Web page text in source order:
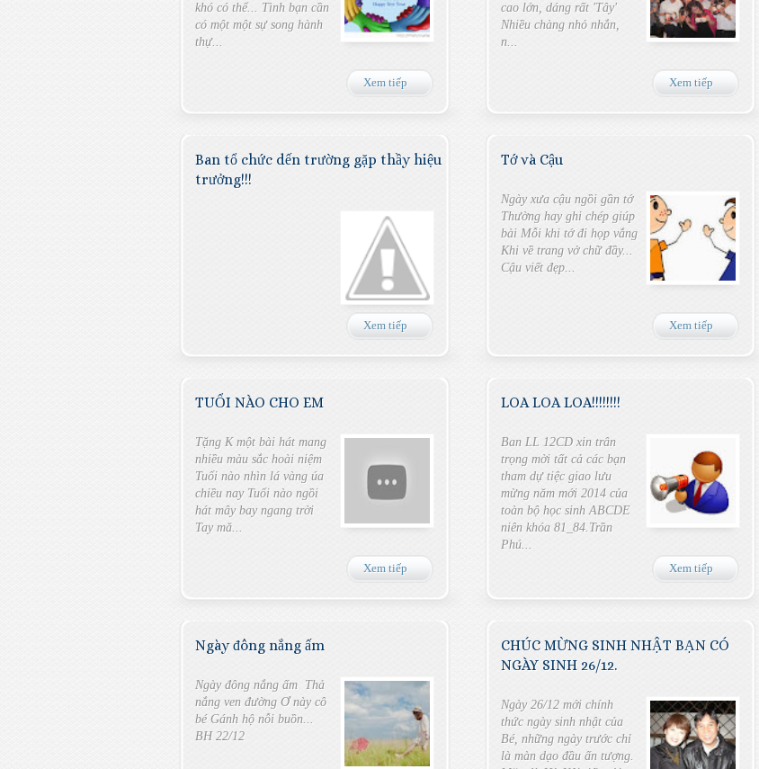
khó có thể... Tình bạn cần
có một một sự song hành
thự...
Xem tiếp
cao lớn, dáng rất 'Tây'
Nhiều chàng nhỏ nhắn,
n...
Xem tiếp
Ban tổ chức dến trường gặp thầy hiệu
trưởng!!!
Xem tiếp
Tớ và Cậu
Ngày xưa cậu ngồi gần tớ
Thường hay ghi chép giúp
bài Mỗi khi tớ đi họp vắng
Khi về trang vở chữ đầy...
Cậu viết đẹp...
Xem tiếp
TUỔI NÀO CHO EM
Tặng K một bài hát mang
nhiều màu sắc hoài niệm
Tuổi nào nhìn lá vàng úa
chiều nay Tuổi nào ngồi
hát mây bay ngang trời
Tay mă...
Xem tiếp
LOA LOA LOA!!!!!!!!
Ban LL 12CD xin trân
trọng mời tất cả các bạn
tham dự tiệc giao lưu
mừng năm mới 2014 của
toàn bộ học sinh ABCDE
niên khóa 81_84.Trần
Phú...
Xem tiếp
Ngày đông nắng ấm
Ngày đông nắng ấm Thả
nắng ven đường Ơ này cô
bé Gánh hộ nỗi buồn...
BH 22/12
CHÚC MỪNG SINH NHẬT BẠN CÓ
NGÀY SINH 26/12.
Ngày 26/12 mới chính
thức ngày sinh nhật của
Bé, những ngày trước chỉ
là màn dạo đầu ấn tượng.